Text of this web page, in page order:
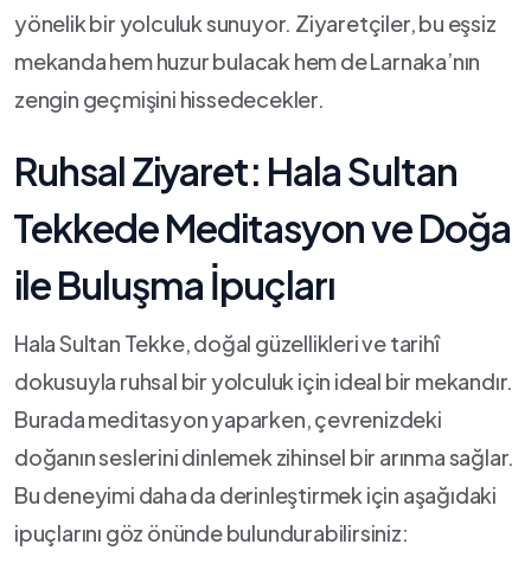
yönelik bir yolculuk sunuyor. Ziyaretçiler, ‍bu eşsiz
mekanda hem ​huzur bulacak hem ‍de Larnaka’nın
‍zengin geçmişini hissedecekler.
Ruhsal Ziyaret: Hala‌ Sultan
⁤Tekkede Meditasyon ve‍ Doğa
ile Buluşma İpuçları
Hala Sultan‍ Tekke, ​doğal güzellikleri ve tarihî
dokusuyla ruhsal bir yolculuk için ideal bir‍ mekandır.
Burada⁣ meditasyon‍ yaparken, çevrenizdeki
doğanın seslerini dinlemek zihinsel bir ​arınma‌ sağlar.
Bu deneyimi daha ⁣da derinleştirmek için aşağıdaki
ipuçlarını göz önünde bulundurabilirsiniz: